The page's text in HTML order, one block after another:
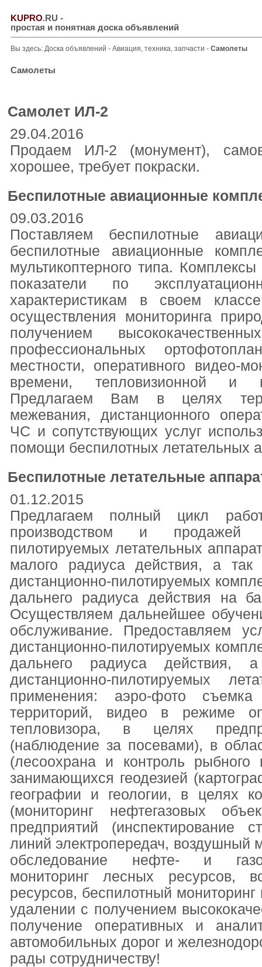
KUPRO.RU -
простая и понятная доска объявлений
Вы здесь: Доска объявлений - Авиация, техника, запчасти - Самолеты
Самолеты
Самолет ИЛ-2
29.04.2016
Продаем ИЛ-2 (монумент),
хорошее, требует покраски.
Беспилотные авиационные
09.03.2016
Поставляем беспилотные
беспилотные авиационные
мультикоптерного типа.
показатели по
характеристикам в своем
осуществления мониторинга
получением
профессиональных
местности, оперативного видео-
времени, тепловизионной и
Предлагаем Вам в целях
межевания, дистанционного
ЧС и сопутствующих услуг
помощи беспилотных летательных
Беспилотные летательные
01.12.2015
Предлагаем полный цикл
производством и продажей
пилотируемых летательных
малого радиуса действия, а
дистанционно-пилотируемых
дальнего радиуса действия на
Осуществляем дальнейшее
обслуживание. Предоставляем
дистанционно-пилотируемых
дальнего радиуса действия,
дистанционно-пилотируемых
применения: аэро-фото
территорий, видео в режиме
тепловизора, в целях
(наблюдение за посевами), в
(лесоохрана и контроль
занимающихся геодезией
географии и геологии, в целях
(мониторинг нефтегазовых
предприятий (инспектирование
линий электропередач, воздушный
обследование нефте- и
мониторинг лесных ресурсов,
ресурсов, беспилотный
удалении с получением
получение оперативных и
автомобильных дорог и
рады сотрудничеству!